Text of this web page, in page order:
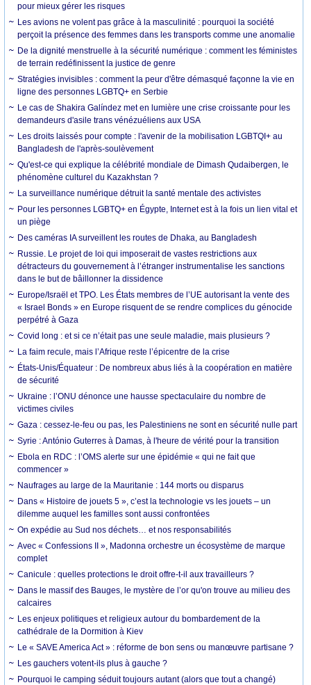
pour mieux gérer les risques
Les avions ne volent pas grâce à la masculinité : pourquoi la société
perçoit la présence des femmes dans les transports comme une anomalie
De la dignité menstruelle à la sécurité numérique : comment les féministes
de terrain redéfinissent la justice de genre
Stratégies invisibles : comment la peur d'être démasqué façonne la vie en
ligne des personnes LGBTQ+ en Serbie
Le cas de Shakira Galíndez met en lumière une crise croissante pour les
demandeurs d'asile trans vénézuéliens aux USA
Les droits laissés pour compte : l'avenir de la mobilisation LGBTQI+ au
Bangladesh de l'après-soulèvement
Qu'est-ce qui explique la célébrité mondiale de Dimash Qudaibergen, le
phénomène culturel du Kazakhstan ?
La surveillance numérique détruit la santé mentale des activistes
Pour les personnes LGBTQ+ en Égypte, Internet est à la fois un lien vital et
un piège
Des caméras IA surveillent les routes de Dhaka, au Bangladesh
Russie. Le projet de loi qui imposerait de vastes restrictions aux
détracteurs du gouvernement à l’étranger instrumentalise les sanctions
dans le but de bâillonner la dissidence
Europe/Israël et TPO. Les États membres de l’UE autorisant la vente des
« Israel Bonds » en Europe risquent de se rendre complices du génocide
perpétré à Gaza
Covid long : et si ce n’était pas une seule maladie, mais plusieurs ?
La faim recule, mais l’Afrique reste l’épicentre de la crise
États-Unis/Équateur : De nombreux abus liés à la coopération en matière
de sécurité
Ukraine : l’ONU dénonce une hausse spectaculaire du nombre de
victimes civiles
Gaza : cessez-le-feu ou pas, les Palestiniens ne sont en sécurité nulle part
Syrie : António Guterres à Damas, à l'heure de vérité pour la transition
Ebola en RDC : l’OMS alerte sur une épidémie « qui ne fait que
commencer »
Naufrages au large de la Mauritanie : 144 morts ou disparus
Dans « Histoire de jouets 5 », c’est la technologie vs les jouets – un
dilemme auquel les familles sont aussi confrontées
On expédie au Sud nos déchets… et nos responsabilités
Avec « Confessions II », Madonna orchestre un écosystème de marque
complet
Canicule : quelles protections le droit offre-t-il aux travailleurs ?
Dans le massif des Bauges, le mystère de l’or qu'on trouve au milieu des
calcaires
Les enjeux politiques et religieux autour du bombardement de la
cathédrale de la Dormition à Kiev
Le « SAVE America Act » : réforme de bon sens ou manœuvre partisane ?
Les gauchers votent-ils plus à gauche ?
Pourquoi le camping séduit toujours autant (alors que tout a changé)